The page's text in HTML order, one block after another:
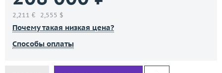
2,211 € 2,555 $
Почему такая низкая цена?
Способы оплаты